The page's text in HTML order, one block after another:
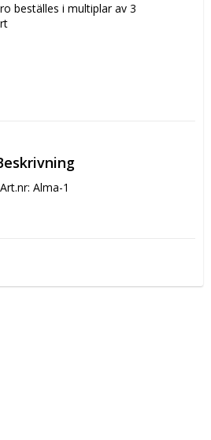
beställes i multiplar av 3
Art.nr: Alma-1